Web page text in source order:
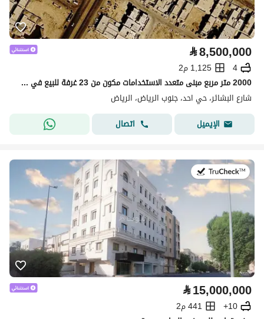
⃁8,500,000
4
1,125 م2
2000 متر مربع مبنى متعدد الاستخدامات مكون من 23 غرفة للبيع في Al Ahad، الرياض
شارع البشائر، حي احد، جنوب الرياض، الرياض
الإيميل
اتصال
⃁15,000,000
10+
441 م2